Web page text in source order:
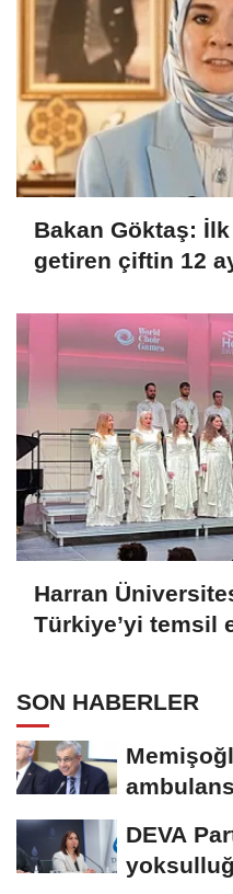
Bakan Göktaş:
getiren çiftin 12
Harran
Türkiye’yi temsil
SON HABERLER
DEVA